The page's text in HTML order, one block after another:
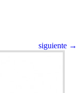
siguiente →